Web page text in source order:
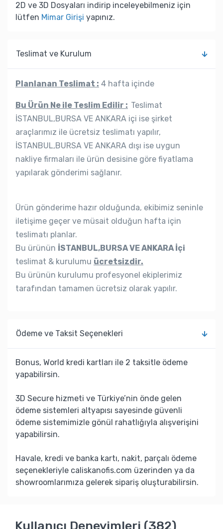
2D ve 3D Dosyaları indirip inceleyebilmeniz için
lütfen Mimar Girişi yapınız.
Teslimat ve Kurulum
Planlanan Teslimat : 4 hafta içinde
Bu Ürün Ne ile Teslim Edilir : Teslimat
İSTANBUL,BURSA VE ANKARA içi ise şirket
araçlarımız ile ücretsiz teslimatı yapılır,
İSTANBUL,BURSA VE ANKARA dışı ise uygun
nakliye firmaları ile ürün desisine göre fiyatlama
yapılarak gönderimi sağlanır.
Ürün gönderime hazır olduğunda, ekibimiz seninle
iletişime geçer ve müsait olduğun hafta için
teslimatı planlar.
Bu ürünün İSTANBUL,BURSA VE ANKARA İçi
teslimat & kurulumu ücretsizdir.
Bu ürünün kurulumu profesyonel ekiplerimiz
tarafından tamamen ücretsiz olarak yapılır.
Ödeme ve Taksit Seçenekleri
Bonus, World kredi kartları ile 2 taksitle ödeme
yapabilirsin.
3D Secure hizmeti ve Türkiye’nin önde gelen
ödeme sistemleri altyapısı sayesinde güvenli
ödeme sistemimizle gönül rahatlığıyla alışverişini
yapabilirsin.
Havale, kredi ve banka kartı, nakit, parçalı ödeme
seçenekleriyle caliskanofis.com üzerinden ya da
showroomlarımıza gelerek sipariş oluşturabilirsin.
Kullanıcı Deneyimleri (382)